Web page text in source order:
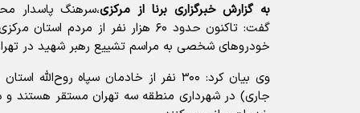
به گزارش خبرگزاری برنا از مرکزی،سرهنگ پاسدار
گفت: تاکنون حدود ۶۰ هزار نفر از
خودروهای شخصی به مراسم تشییع رهبر شهید در
جاری) در شهرداری منطقه سه تهران مستقر هستند و